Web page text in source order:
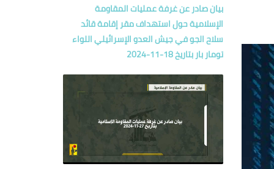
بيان صادر عن غرفة عمليات المقاومة
الإسلامية حول‏ استهداف مقر إقامة قائد
سلاح الجو في جيش العدو الإسرائيلي اللواء
تومار بار بتاريخ 18-11-2024